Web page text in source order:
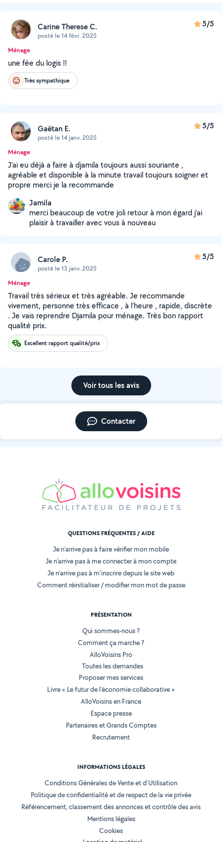
Carine Therese C.
posté le 14 févr. 2025
5/5
Ménage
une fée du logis !!
Très sympathique
Gaëtan E.
posté le 14 janv. 2025
5/5
Ménage
J'ai eu déjà a faire à djamila toujours aussi souriante ,
agréable et disponible à la minute travail toujours soigner et
propre merci je la recommande
Jamila
merci beaucoup de votre joli retour à mon égard j'ai
plaisir à travailler avec vous à nouveau
Carole P.
posté le 13 janv. 2025
5/5
Ménage
Travail très sérieux et très agréable. Je recommande
vivement, personne très efficace , à l’heure , rapide, discrète
. Je vais reprendre Djamila pour ménage. Très bon rapport
qualité prix.
Excellent rapport qualité/prix
Voir tous les avis
Contacter
QUESTIONS FRÉQUENTES / AIDE
Je n'arrive pas à faire vérifier mon mobile
Je n'arrive pas à me connecter à mon compte
Je n'arrive pas à m'inscrire depuis le site web
Comment réinitialiser / modifier mon mot de passe
PRÉSENTATION
Qui sommes-nous ?
Comment ça marche ?
AlloVoisins Pro
Toutes les demandes
Proposer mes services
Livre « Le futur de l'économie collaborative »
AlloVoisins en France
Espace presse
Partenaires et Grands Comptes
Recrutement
INFORMATIONS LÉGALES
Conditions Générales de Vente et d'Utilisation
Politique de confidentialité et de respect de la vie privée
Référencement, classement des annonces et contrôle des avis
Mentions légales
Cookies